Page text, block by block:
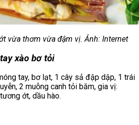
vừa thơm vừa đậm vị. Ảnh: Internet
xào bơ tỏi
tay, bơ lạt, 1 cây sả đập dập, 1 trái
2 muỗng canh tỏi băm, gia vị:
ớt, dầu hào.